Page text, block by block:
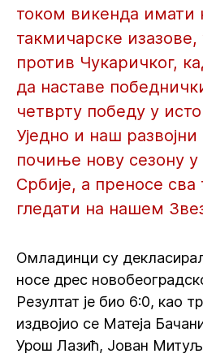
током викенда имати
такмичарске
против Чукаричког,
да наставе
четврту победу у
Уједно и наш
почиње нову сезону у
Србије, а преносе
гледати на нашем
Омладинци су
носе дрес
Резултат је био 6:0, као
издвојио се Матеја
Урош Лазић, Јован